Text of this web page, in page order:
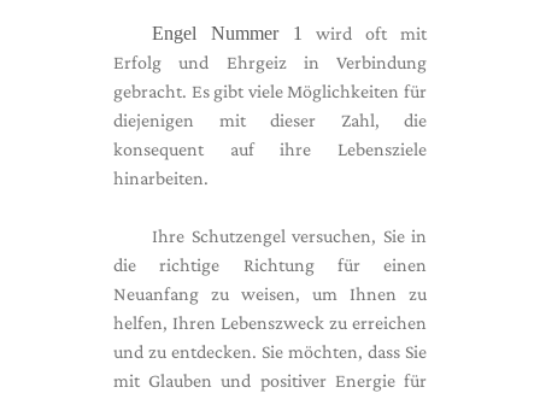
Engel Nummer 1
wird oft mit
Erfolg und Ehrgeiz in Verbindung
gebracht. Es gibt viele Möglichkeiten für
diejenigen mit dieser Zahl, die
konsequent auf ihre Lebensziele
hinarbeiten.
Ihre Schutzengel versuchen, Sie in
die richtige Richtung für einen
Neuanfang zu weisen, um Ihnen zu
helfen, Ihren Lebenszweck zu erreichen
und zu entdecken. Sie möchten, dass Sie
mit Glauben und positiver Energie für